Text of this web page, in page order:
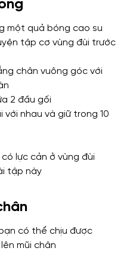
một quả bóng cao su
tập cơ vùng đùi trước
chân vuông góc với
2 đầu gối
với nhau và giữ trong 10
lực cản ở vùng đùi
tập này
có thể chịu được
mũi chân